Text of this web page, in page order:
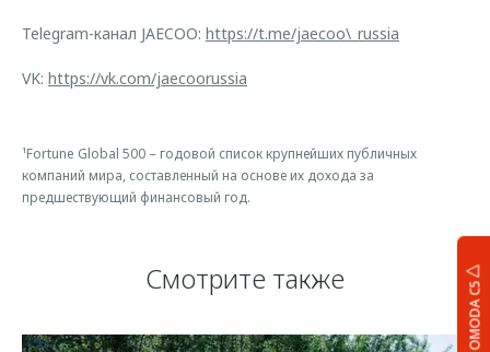
OMODA C5
Telegram-канал JAECOO: https://t.me/jaecoo\_russia
VK: https://vk.com/jaecoorussia
¹Fortune Global 500 – годовой список крупнейших публичных
компаний мира, составленный на основе их дохода за
предшествующий финансовый год.
Смотрите также